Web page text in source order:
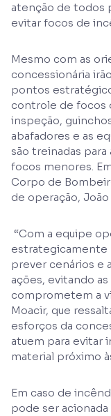
atenção de todos
evitar focos de
Mesmo com as
concessionária
pontos
controle de focos
inspeção,
abafadores e as
são treinadas
focos menores.
Corpo de
de operação, João
“Com a equipe
estrategicamente
prever cenários e
ações, evitando
comprometem a
Moacir, que
esforços da
atuem para evitar
material próximo
Em caso de
pode ser